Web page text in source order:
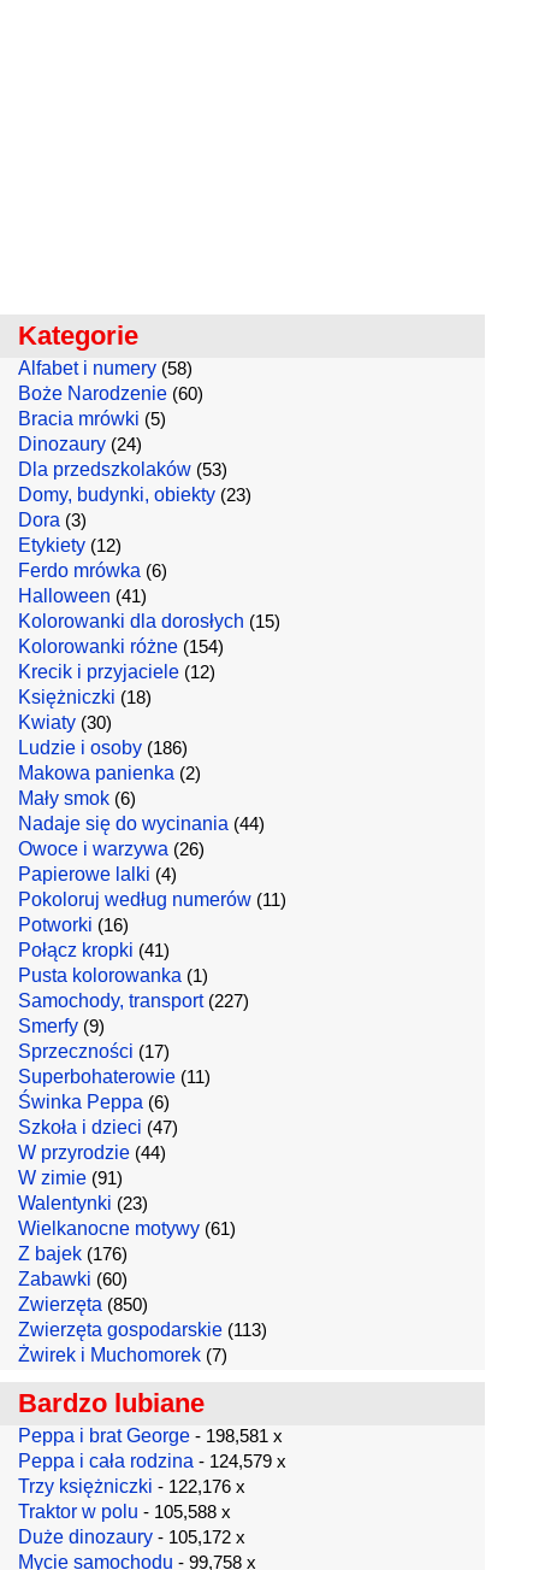
Kategorie
Alfabet i numery (58)
Boże Narodzenie (60)
Bracia mrówki (5)
Dinozaury (24)
Dla przedszkolaków (53)
Domy, budynki, obiekty (23)
Dora (3)
Etykiety (12)
Ferdo mrówka (6)
Halloween (41)
Kolorowanki dla dorosłych (15)
Kolorowanki różne (154)
Krecik i przyjaciele (12)
Księżniczki (18)
Kwiaty (30)
Ludzie i osoby (186)
Makowa panienka (2)
Mały smok (6)
Nadaje się do wycinania (44)
Owoce i warzywa (26)
Papierowe lalki (4)
Pokoloruj według numerów (11)
Potworki (16)
Połącz kropki (41)
Pusta kolorowanka (1)
Samochody, transport(227)
Smerfy (9)
Sprzeczności (17)
Superbohaterowie (11)
Świnka Peppa (6)
Szkoła i dzieci (47)
W przyrodzie (44)
W zimie (91)
Walentynki (23)
Wielkanocne motywy (61)
Z bajek (176)
Zabawki (60)
Zwierzęta (850)
Zwierzęta gospodarskie (113)
Żwirek i Muchomorek (7)
Bardzo lubiane
Peppa i brat George - 198,581 x
Peppa i cała rodzina - 124,579 x
Trzy księżniczki - 122,176 x
Traktor w polu - 105,588 x
Duże dinozaury - 105,172 x
Mycie samochodu - 99,758 x